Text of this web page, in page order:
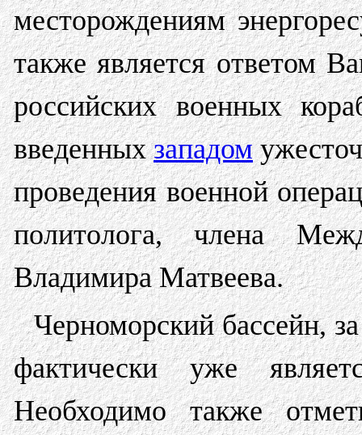
месторождениям
также является ответом
российских военных
введенныхзападом
проведения военной
политолога, члена
Владимира Матвеева.
Черноморский бассейн,
фактически уже
Необходимо также